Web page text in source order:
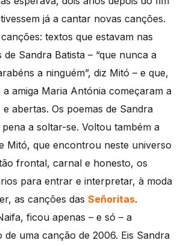
já a cantar novas canções.
textos que estavam nas
de Sandra Batista – “que nunca a
a ninguém”, diz Mitó – e que,
amiga Maria Antónia começaram a
abertas. Os poemas de Sandra
a soltar-se. Voltou também a
Mitó, que encontrou neste universo
frontal, carnal e honesto, os
para entrar e interpretar, à moda
as canções das Señoritas.
ficou apenas – e só – a
de uma canção de 2006. Eis Sandra